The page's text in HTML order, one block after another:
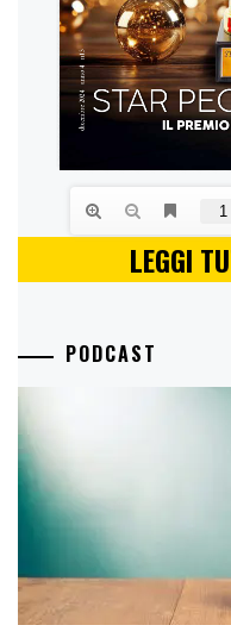
LEGGI
PODCAST